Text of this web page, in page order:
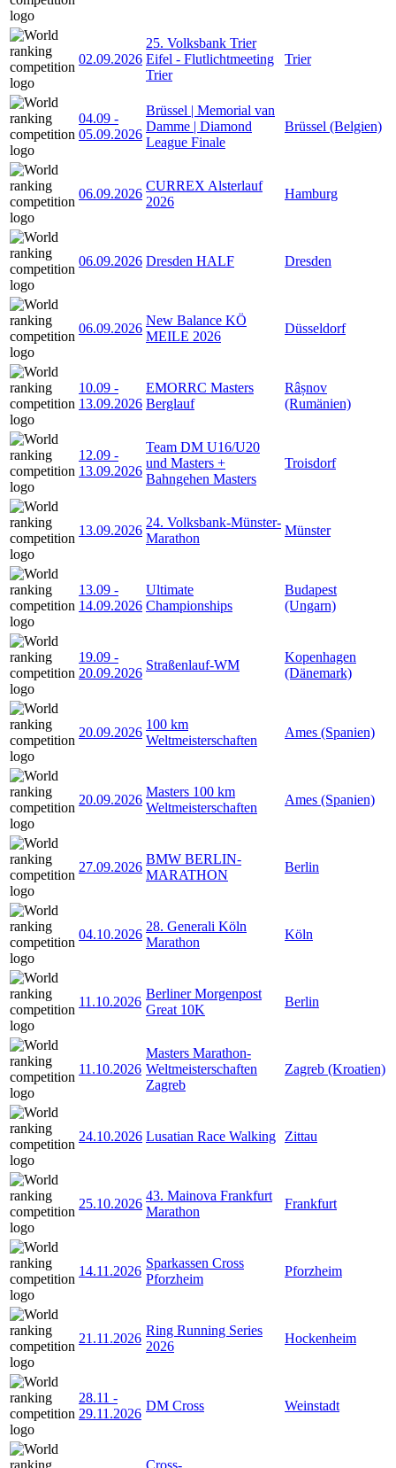
02.09.2026
25. Volksbank Trier
Eifel - Flutlichtmeeting
Trier
Trier
04.09 -
05.09.2026
Brüssel | Memorial van
Damme | Diamond
League Finale
Brüssel (Belgien)
06.09.2026
CURREX Alsterlauf
2026
Hamburg
06.09.2026 Dresden HALF Dresden
06.09.2026
New Balance KÖ
MEILE 2026
Düsseldorf
10.09 -
13.09.2026
EMORRC Masters
Berglauf
Râșnov
(Rumänien)
12.09 -
13.09.2026
Team DM U16/U20
und Masters +
Bahngehen Masters
Troisdorf
13.09.2026
24. Volksbank-Münster-
Marathon
Münster
13.09 -
14.09.2026
Ultimate
Championships
Budapest
(Ungarn)
19.09 -
20.09.2026
Straßenlauf-WM
Kopenhagen
(Dänemark)
20.09.2026
100 km
Weltmeisterschaften
Ames (Spanien)
20.09.2026
Masters 100 km
Weltmeisterschaften
Ames (Spanien)
27.09.2026
BMW BERLIN-
MARATHON
Berlin
04.10.2026
28. Generali Köln
Marathon
Köln
11.10.2026
Berliner Morgenpost
Great 10K
Berlin
11.10.2026
Masters Marathon-
Weltmeisterschaften
Zagreb
Zagreb (Kroatien)
24.10.2026 Lusatian Race Walking Zittau
25.10.2026
43. Mainova Frankfurt
Marathon
Frankfurt
14.11.2026
Sparkassen Cross
Pforzheim
Pforzheim
21.11.2026
Ring Running Series
2026
Hockenheim
28.11 -
29.11.2026
DM Cross Weinstadt
Cross-